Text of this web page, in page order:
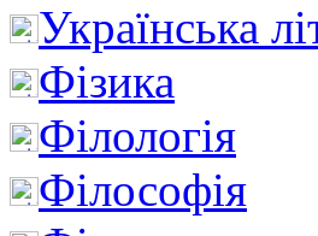
Українська
Фізика
Філологія
Філософія